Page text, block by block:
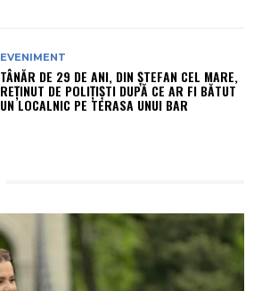
EVENIMENT
TÂNĂR DE 29 DE ANI, DIN ȘTEFAN CEL MARE,
REȚINUT DE POLIȚIȘTI DUPĂ CE AR FI BĂTUT
UN LOCALNIC PE TERASA UNUI BAR